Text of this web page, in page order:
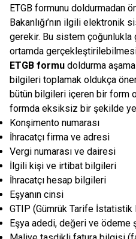
ETGB formunu doldurmadan
Bakanlığı’nın ilgili elektronik
gerekir. Bu sistem
ortamda gerçekleştirilebilmesi
ETGB formu doldurma
bilgileri toplamak oldukça
bütün bilgileri içeren bir form
formda eksiksiz bir şekilde
Konşimento numarası
İhracatçı firma ve adresi
Vergi numarası ve dairesi
İlgili kişi ve irtibat bilgileri
İhracatçı hesap bilgileri
Eşyanın cinsi
GTIP (Gümrük Tarife İstatistik
Eşya adedi, değeri ve ödeme